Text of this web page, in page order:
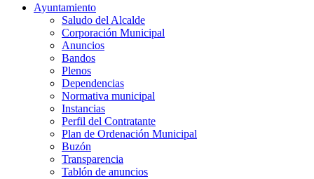
Ayuntamiento
Saludo del Alcalde
Corporación Municipal
Anuncios
Bandos
Plenos
Dependencias
Normativa municipal
Instancias
Perfil del Contratante
Plan de Ordenación Municipal
Buzón
Transparencia
Tablón de anuncios